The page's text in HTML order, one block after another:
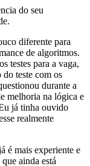
do seu
diferente para
de algoritmos.
testes para a vaga,
teste com os
durante a
melhoria na lógica e
já tinha ouvido
realmente
é mais experiente e
ainda está